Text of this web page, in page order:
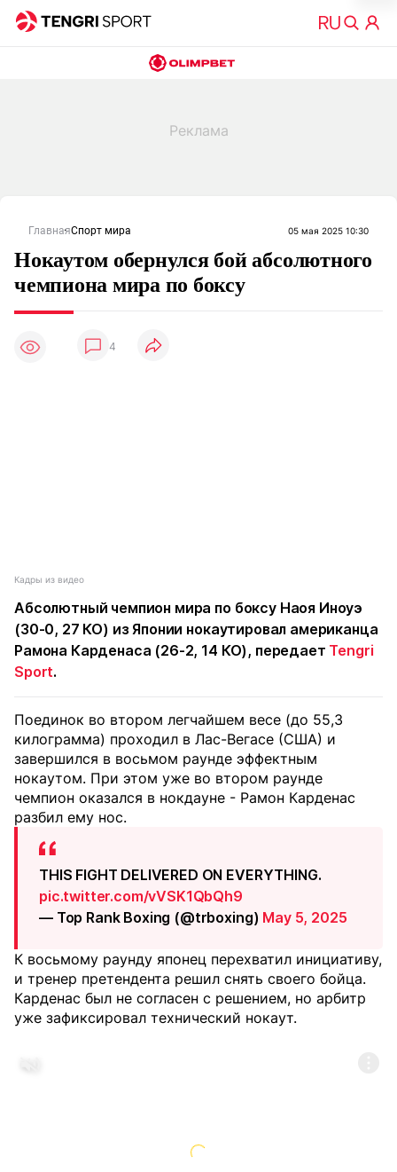
ГлавнаяСпорт мира 05 мая 2025 10:30
Нокаутом обернулся бой абсолютного
чемпиона мира по боксу
4
Кадры из видео
Абсолютный чемпион мира по боксу Наоя Иноуэ
(30-0, 27 КО) из Японии нокаутировал американца
Рамона Карденаса (26-2, 14 КО), передает Tengri
Sport.
Поединок во втором легчайшем весе (до 55,3
килограмма) проходил в Лас-Вегасе (США) и
завершился в восьмом раунде эффектным
нокаутом. При этом уже во втором раунде
чемпион оказался в нокдауне - Рамон Карденас
разбил ему нос.
THIS FIGHT DELIVERED ON EVERYTHING.
pic.twitter.com/vVSK1QbQh9
— Top Rank Boxing (@trboxing) May 5, 2025
К восьмому раунду японец перехватил инициативу,
и тренер претендента решил снять своего бойца.
Карденас был не согласен с решением, но арбитр
уже зафиксировал технический нокаут.